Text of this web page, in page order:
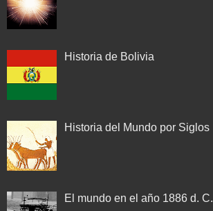
Historia de Bolivia
Historia del Mundo por Siglos
El mundo en el año 1886 d. C.